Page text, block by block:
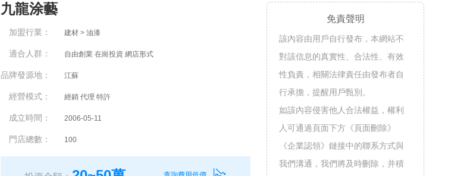
九龍涂藝
加盟行業： 建材 > 油漆
適合人群： 自由創業 在崗投資 網店形式
品牌發源地： 江蘇
經營模式： 經銷 代理 特許
成立時間： 2006-05-11
門店總數： 100
免責聲明
該內容由用戶自行發布，本網站不
對該信息的真實性、合法性、有效
性負責，相關法律責任由發布者自
行承擔，提醒用戶甄別。
如該內容侵害他人合法權益，權利
人可通過頁面下方《頁面刪除》
《企業認領》鏈接中的聯系方式與
我們溝通，我們將及時刪除，并積